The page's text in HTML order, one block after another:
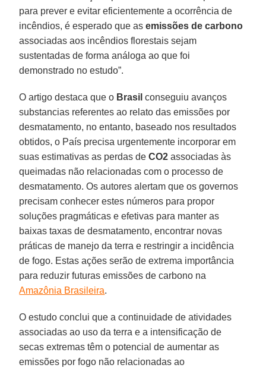
para prever e evitar eficientemente a ocorrência de
incêndios, é esperado que asemissões de carbono
associadas aos incêndios florestais sejam
sustentadas de forma análoga ao que foi
demonstrado no estudo”.
O artigo destaca que o Brasil conseguiu avanços
substancias referentes ao relato das emissões por
desmatamento, no entanto, baseado nos resultados
obtidos, o País precisa urgentemente incorporar em
suas estimativas as perdas deCO2 associadas às
queimadas não relacionadas com o processo de
desmatamento. Os autores alertam que os governos
precisam conhecer estes números para propor
soluções pragmáticas e efetivas para manter as
baixas taxas de desmatamento, encontrar novas
práticas de manejo da terra e restringir a incidência
de fogo. Estas ações serão de extrema importância
para reduzir futuras emissões de carbono na
Amazônia Brasileira.
O estudo conclui que a continuidade de atividades
associadas ao uso da terra e a intensificação de
secas extremas têm o potencial de aumentar as
emissões por fogo não relacionadas ao